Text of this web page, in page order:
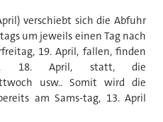
verschiebt sich die Abfuhr
um jeweils einen Tag nach
19. April, fallen, finden
18. April, statt, die
usw.. Somit wird die
am Sams-tag, 13. April